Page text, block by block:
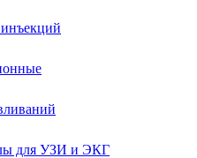
для УЗИ и ЭКГ